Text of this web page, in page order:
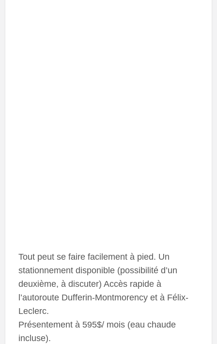
Tout peut se faire facilement à pied. Un
stationnement disponible (possibilité d’un
deuxième, à discuter) Accès rapide à
l’autoroute Dufferin-Montmorency et à Félix-
Leclerc.
Présentement à 595$/ mois (eau chaude
incluse).